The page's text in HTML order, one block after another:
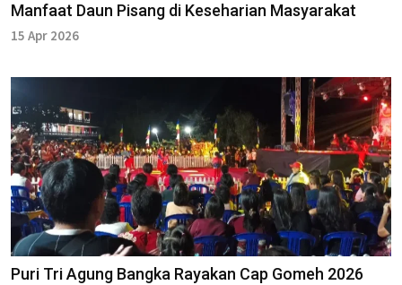
Manfaat Daun Pisang di Keseharian Masyarakat
15 Apr 2026
Puri Tri Agung Bangka Rayakan Cap Gomeh 2026